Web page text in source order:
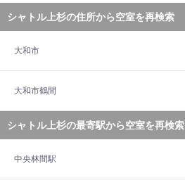
シャトル上杉の住所から空室を再検索
大和市
大和市鶴間
シャトル上杉の最寄駅から空室を再検索
中央林間駅